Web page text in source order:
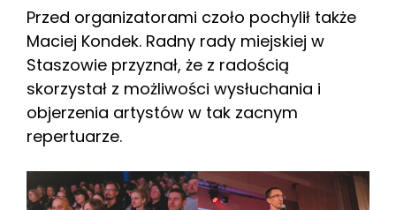
Przed organizatorami czoło pochylił także
Maciej Kondek. Radny rady miejskiej w
Staszowie przyznał, że z radością
skorzystał z możliwości wysłuchania i
objerzenia artystów w tak zacnym
repertuarze.